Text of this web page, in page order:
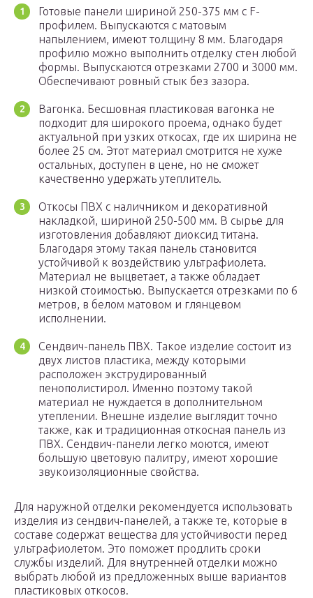
Готовые панели шириной 250-375 мм с F-
профилем. Выпускаются с матовым
напылением, имеют толщину 8 мм. Благодаря
профилю можно выполнить отделку стен любой
формы. Выпускаются отрезками 2700 и 3000 мм.
Обеспечивают ровный стык без зазора.
Вагонка. Бесшовная пластиковая вагонка не
подходит для широкого проема, однако будет
актуальной при узких откосах, где их ширина не
более 25 см. Этот материал смотрится не хуже
остальных, доступен в цене, но не сможет
качественно удержать утеплитель.
Откосы ПВХ с наличником и декоративной
накладкой, шириной 250-500 мм. В сырье для
изготовления добавляют диоксид титана.
Благодаря этому такая панель становится
устойчивой к воздействию ультрафиолета.
Материал не выцветает, а также обладает
низкой стоимостью. Выпускается отрезками по 6
метров, в белом матовом и глянцевом
исполнении.
Сендвич-панель ПВХ. Такое изделие состоит из
двух листов пластика, между которыми
расположен экструдированный
пенополистирол. Именно поэтому такой
материал не нуждается в дополнительном
утеплении. Внешне изделие выглядит точно
также, как и традиционная откосная панель из
ПВХ. Сендвич-панели легко моются, имеют
большую цветовую палитру, имеют хорошие
звукоизоляционные свойства.
Для наружной отделки рекомендуется использовать
изделия из сендвич-панелей, а также те, которые в
составе содержат вещества для устойчивости перед
ультрафиолетом. Это поможет продлить сроки
службы изделий. Для внутренней отделки можно
выбрать любой из предложенных выше вариантов
пластиковых откосов.